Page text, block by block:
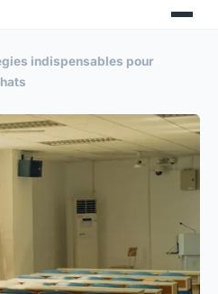
indispensables pour